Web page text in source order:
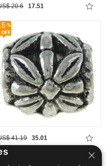
20.6 17.51
41.19 35.01